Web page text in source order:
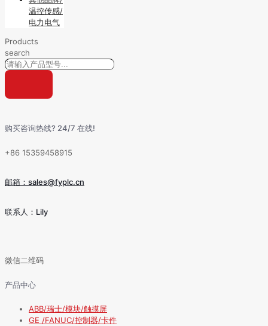
温控传感/
电力电气
Products
search
购买咨询热线? 24/7 在线!
+86 15359458915
邮箱：sales@fyplc.cn
联系人：Lily
微信二维码
产品中心
ABB/瑞士/模块/触摸屏
GE /FANUC/控制器/卡件